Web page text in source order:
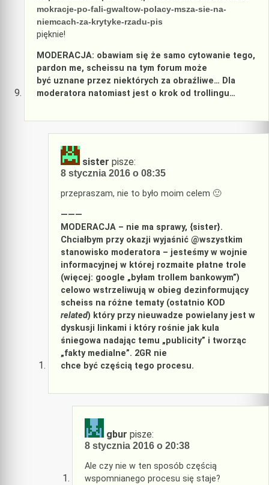
mokracje-po-fali-gwaltow-polacy-msza-sie-na-
niemcach-za-krytyke-rzadu-pis
pięknie!
MODERACJA: obawiam się że samo cytowanie tego,
pardon me, scheissu na tym forum może
być uznane przez niektórych za obraźliwe… Dla
moderatora natomiast jest o krok od trollingu…
sister pisze:
8 stycznia 2016 o 08:35
przepraszam, nie to było moim celem 🙂
———
MODERACJA – nie ma sprawy, {sister}.
Chciałbym przy okazji wyjaśnić @wszystkim
stanowisko moderatora – jesteśmy w wojnie
informacyjnej w której rozmaite płatne trole
(więcej: google „byłam trollem bankowym”)
celowo wstrzeliwują w obieg dezinformujący
scheiss na różne tematy (ostatnio KOD
related) który przy nieuwadze powielany jest w
dyskusji linkami i który rośnie jak kula
śniegowa nadając temu „publicity” i tworząc
„fakty medialne”. 2GR nie
chce być częścią tego procesu.
gbur pisze:
8 stycznia 2016 o 20:38
Ale czy nie w ten sposób częścią
wspomnianego procesu się staje?